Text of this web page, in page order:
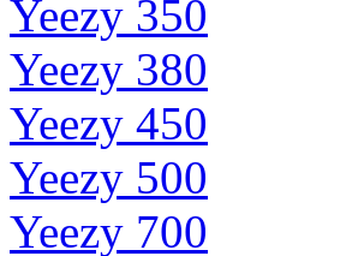
Yeezy 350
Yeezy 380
Yeezy 450
Yeezy 500
Yeezy 700